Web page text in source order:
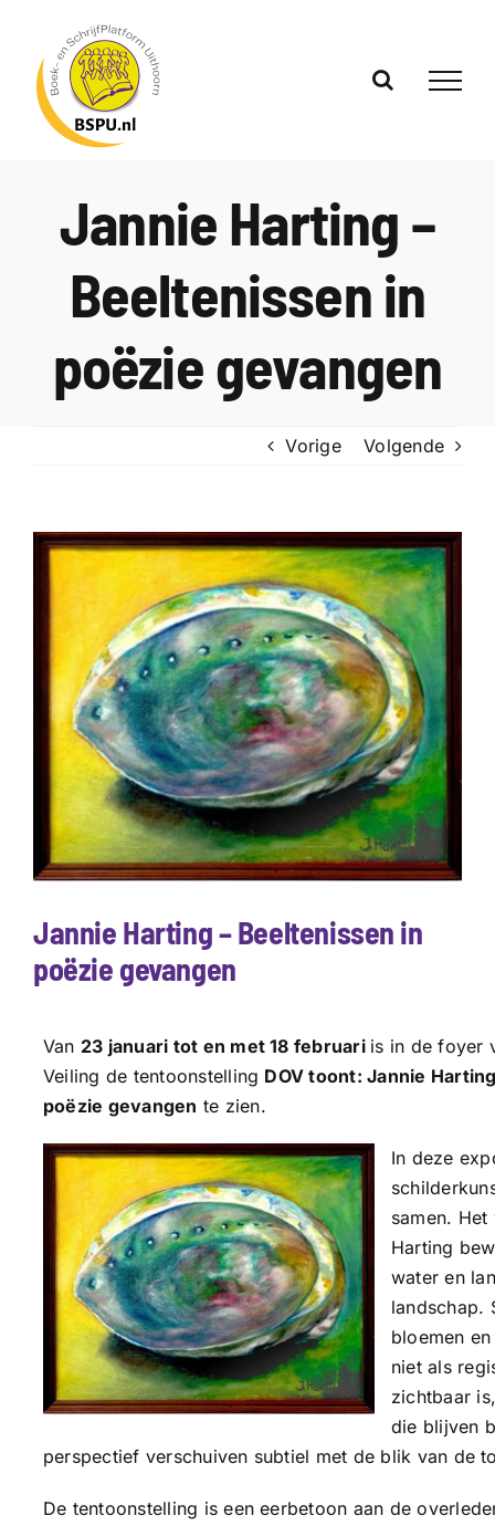
inhoud
Jannie Harting –
Beeltenissen in
poëzie gevangen
Vorige Volgende
Bekijk
grotere
Jannie Harting – Beeltenissen in
poëzie gevangen
Van 23 januari tot en met 18 februari is in de foyer
Veiling de tentoonstelling DOV toont: Jannie
poëzie gevangen te zien.
In deze
samen.
Harting
water en
landschap.
bloemen
niet als
zichtbaar
die blijven
perspectief verschuiven subtiel met de blik van de
De tentoonstelling is een eerbetoon aan de